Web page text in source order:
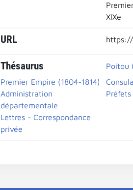
XIXe
URL
Thésaurus
Poitou
Premier Empire (1804-1814)
Administration
départementale
Lettres - Correspondance
privée